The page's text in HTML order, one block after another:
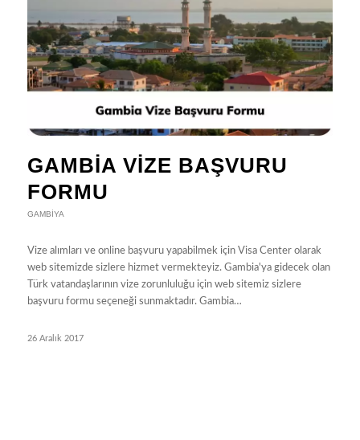
GAMBIA VIZE BAŞVURU
FORMU
GAMBIYA
Vize alımları ve online başvuru yapabilmek için Visa Center olarak
web sitemizde sizlere hizmet vermekteyiz. Gambia'ya gidecek olan
Türk vatandaşlarının vize zorunluluğu için web sitemiz sizlere
başvuru formu seçeneği sunmaktadır. Gambia…
26 Aralık 2017